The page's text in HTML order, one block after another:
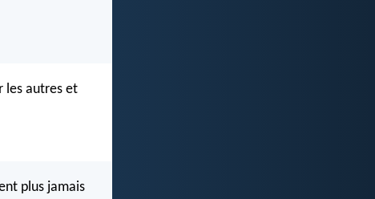
les autres et
plus jamais